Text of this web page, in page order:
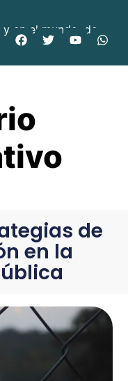
en el mundo, de
de
en la